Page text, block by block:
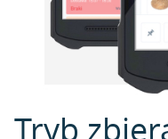
Tryb